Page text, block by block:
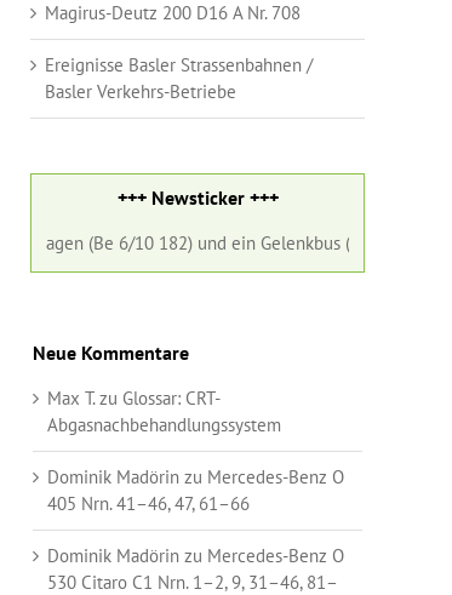
Magirus-Deutz 200 D16 A Nr. 708
Ereignisse Basler Strassenbahnen /
Basler Verkehrs-Betriebe
+++ Newsticker +++
(Be 6/10 182) und ein Gelenkbus (Nr. 98) der
Neue Kommentare
Max T.zu Glossar: CRT-
Abgasnachbehandlungssystem
Dominik Madörin zu Mercedes-Benz O
405 Nrn. 41–46, 47, 61–66
Dominik Madörin zu Mercedes-Benz O
530 Citaro C1 Nrn. 1–2, 9, 31–46, 81–